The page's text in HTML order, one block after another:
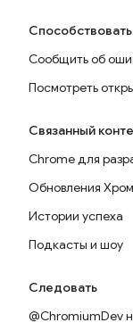
Способствовать
Сообщить об
Посмотреть
Связанный
Chrome для
Обновления
Истории успеха
Подкасты и шоу
Следовать
@ChromiumDev